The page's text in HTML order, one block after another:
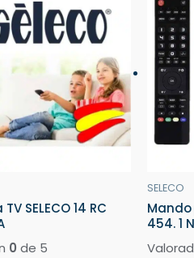
SELECO 14 RC
0 de 5
SELECO
Mando
454. 1 N